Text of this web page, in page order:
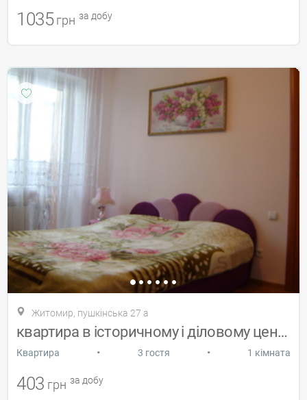
1035 грн за добу
Житомир, пушкінська 27 а
квартира в історичному і діловому центрі
Квартира • 3 гостя • 1 кімната
403 грн за добу